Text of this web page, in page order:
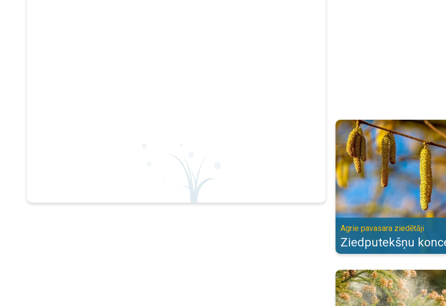
Ziedputekšņu koncentrācija.
Agrie pavasara ziedētāji
Ziedputekšņu
Ilgāka ziedputekšņu sezona.